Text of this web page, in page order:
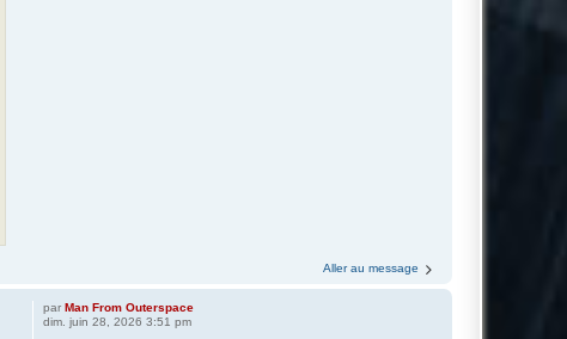
Aller au message
parMan From Outerspace
dim. juin 28, 2026 3:51 pm